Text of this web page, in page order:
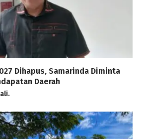
Dihapus, Samarinda Diminta
Daerah